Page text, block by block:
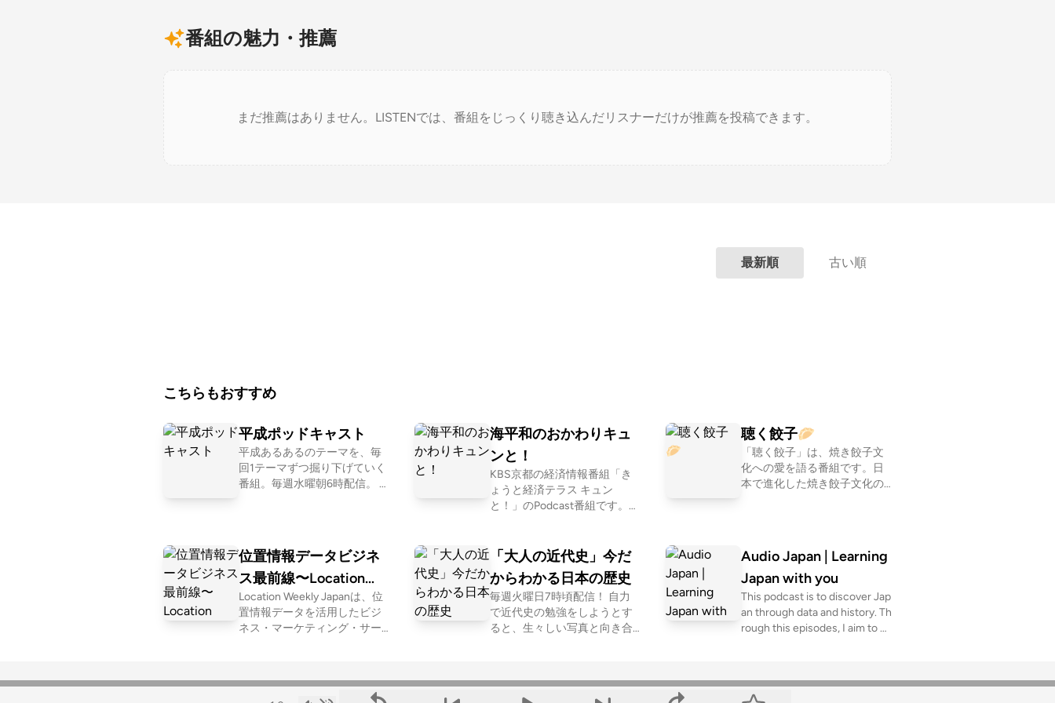
番組の魅力・推薦
まだ推薦はありません。LISTENでは、番組をじっくり聴き込んだリスナーだけが推薦を投稿できます。
最新順 古い順
こちらもおすすめ
平成ポッドキャスト
平成あるあるのテーマを、毎
回1テーマずつ掘り下げていく
番組。毎週水曜朝6時配信。 ht
海平和のおかわりキュ
ンと！
KBS京都の経済情報番組「き
ょうと経済テラス キュン
と！」のPodcast番組です。キ
った情報から、ちょっとした
裏話、ただの雑談までテレビ
ではできないおしゃべりをし
ています。感想メールはkyunt
o@kbs-kyoto.jpまで！ テレビ
番組は毎週金曜21:00～放送中
覧ください！ 番組Youtube
（見逃し配信） https://www.y
聴く餃子🥟
「聴く餃子」は、焼き餃子文
化への愛を語る番組です。日
本で進化した焼き餃子文化の
プラットフォーム、コメント
送信先は特設ページからご確
認ください。 https://gyoza.f
m/ もっと深い焼き餃子の世界
を知りたい方は、ぜひ焼き餃
a.or.jp/ 誰でもお気軽に入れる
位置情報データビジネ
ス最前線〜Location
Weekly Japan 〜
Location Weekly Japanは、位
置情報データを活用したビジ
ネス・マーケティング・サー
ソシエーションジャパン）が
「大人の近代史」今だ
からわかる日本の歴史
毎週火曜日7時頃配信！ 自力
で近代史の勉強をしようとす
ると、生々しい写真と向き合
く、これまで敬遠していまし
Audio Japan | Learning
Japan with you
This podcast is to discover Jap
an through data and history. Th
rough this episodes, I aim to m
Spotify, YouTube, Apple Podca